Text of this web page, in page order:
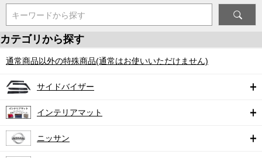
キーワードから探す
カテゴリから探す
通常商品以外の特殊商品(通常はお使いいただけません)
サイドバイザー
インテリアマット
ニッサン